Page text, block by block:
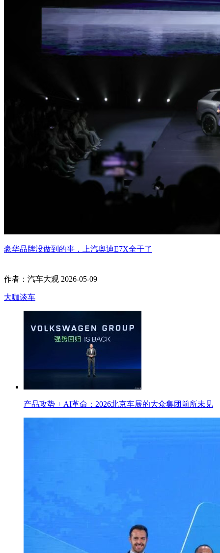
豪华品牌没做到的事，上汽奥迪E7X全干了
作者：汽车大观 2026-05-09
大咖谈车
产品攻势 + AI革命：2026北京车展的大众集团前所未见